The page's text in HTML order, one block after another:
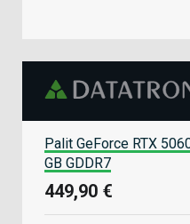
Palit GeForce RTX
GB GDDR7
449,90 €